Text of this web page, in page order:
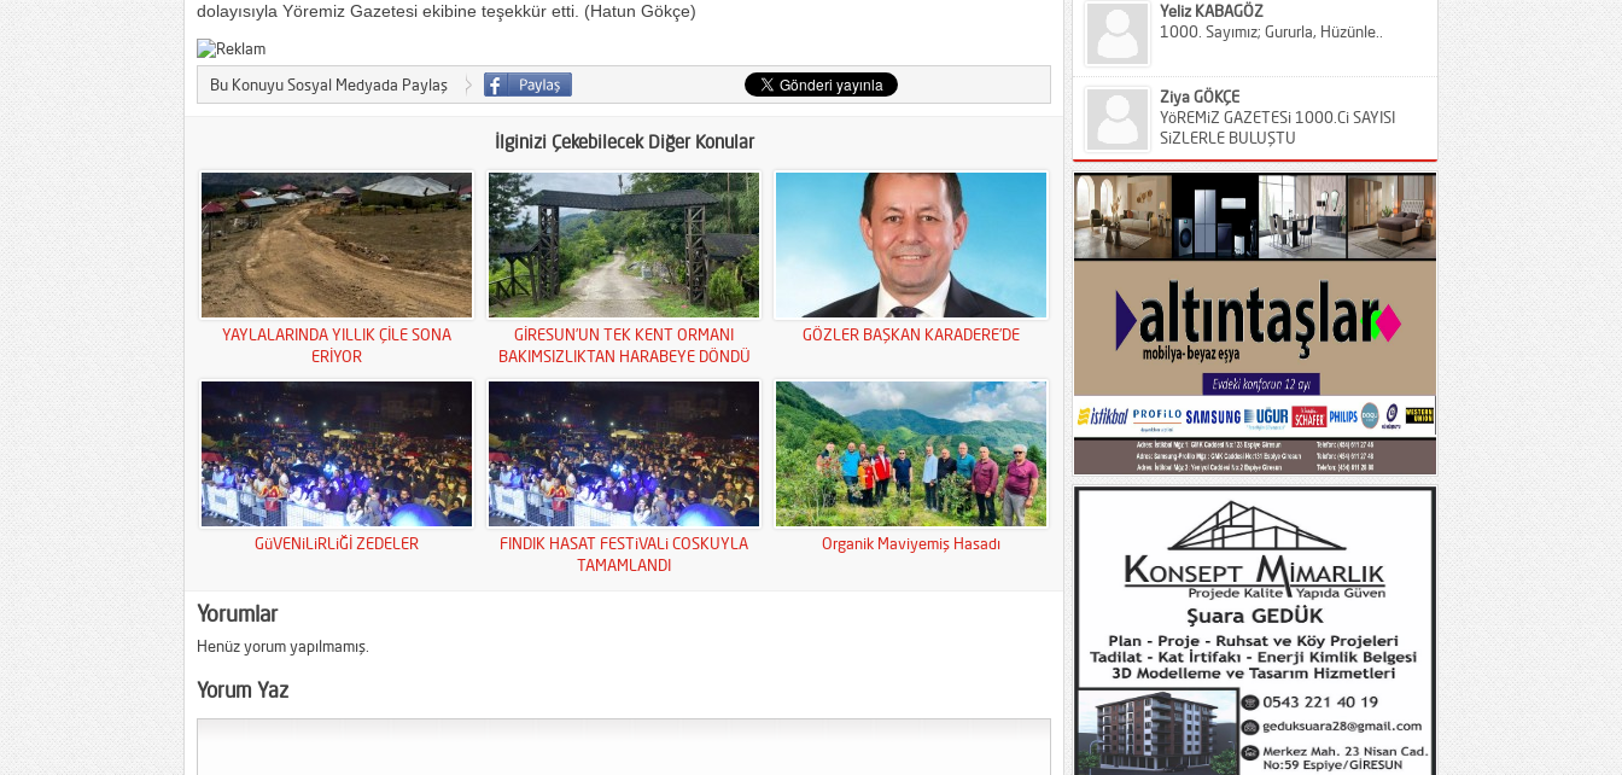
dolayısıyla Yöremiz Gazetesi ekibine teşekkür etti. (Hatun Gökçe)
Bu Konuyu Sosyal Medyada Paylaş
İlginizi Çekebilecek Diğer Konular
YAYLALARINDA YILLIK ÇİLE SONA
ERİYOR
GİRESUN’UN TEK KENT ORMANI
BAKIMSIZLIKTAN HARABEYE DÖNDÜ
GÖZLER BAŞKAN KARADERE’DE
GüVENiLiRLiĞİ ZEDELER
FINDIK HASAT FESTiVALi COSKUYLA
TAMAMLANDI
Organik Maviyemiş Hasadı
Yorumlar
Henüz yorum yapılmamış.
Yorum Yaz
Yeliz KABAGÖZ
1000. Sayımız; Gururla, Hüzünle..
Ziya GÖKÇE
YöREMiZ GAZETESi 1000.Ci SAYISI
SiZLERLE BULUŞTU